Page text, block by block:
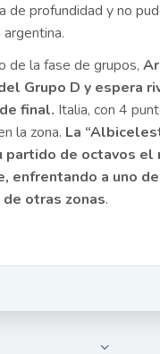
de profundidad y no
de la fase de grupos,
Grupo D y espera
final. Italia, con 4
la zona. La
partido de octavos el
enfrentando a uno
otras zonas.